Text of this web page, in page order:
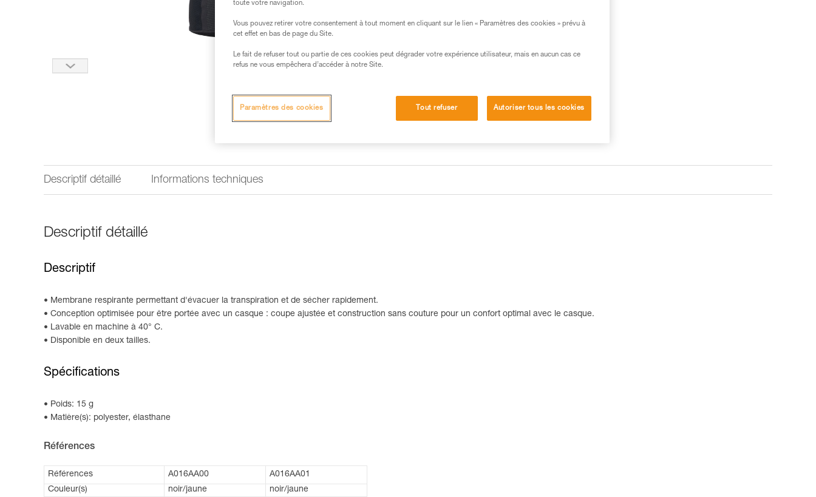
Descriptif détaillé Informations techniques
Descriptif détaillé
Descriptif
Membrane respirante permettant d'évacuer la transpiration et de sécher rapidement.
Conception optimisée pour être portée avec un casque : coupe ajustée et construction sans couture pour un confort optimal avec le casque.
Lavable en machine à 40° C.
Disponible en deux tailles.
Spécifications
Poids: 15 g
Matière(s): polyester, élasthane
Références
Références A016AA00
A016AA01
Couleur(s)
noir/jaune
noir/jaune
toute votre navigation.
Vous pouvez retirer votre consentement à tout moment en cliquant sur le lien « Paramètres des cookies » prévu à
cet effet en bas de page du Site.
Le fait de refuser tout ou partie de ces cookies peut dégrader votre expérience utilisateur, mais en aucun cas ce
refus ne vous empêchera d’accéder à notre Site.
Tout refuser Autoriser tous les cookies
Paramètres des cookies